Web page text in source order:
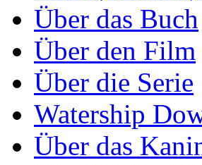
Über das Buch
Über den Film
Über die Serie
Watership
Über das